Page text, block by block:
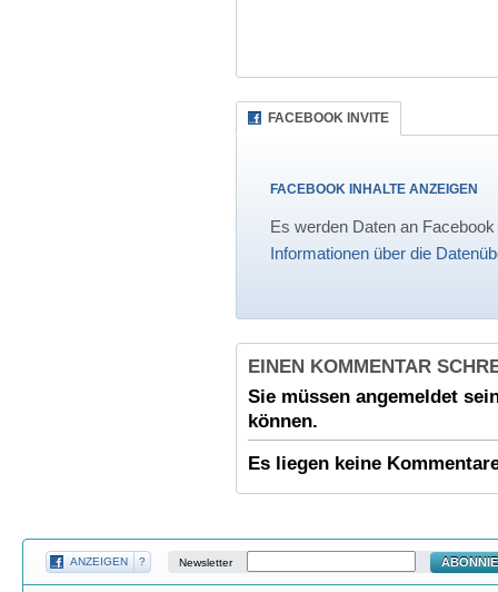
FACEBOOK INVITE
FACEBOOK INHALTE ANZEIGEN
Es werden Daten an
Informationen über die
EINEN KOMMENTAR
Sie müssen angemeldet
können.
Es liegen keine
ANZEIGEN ? Newsletter